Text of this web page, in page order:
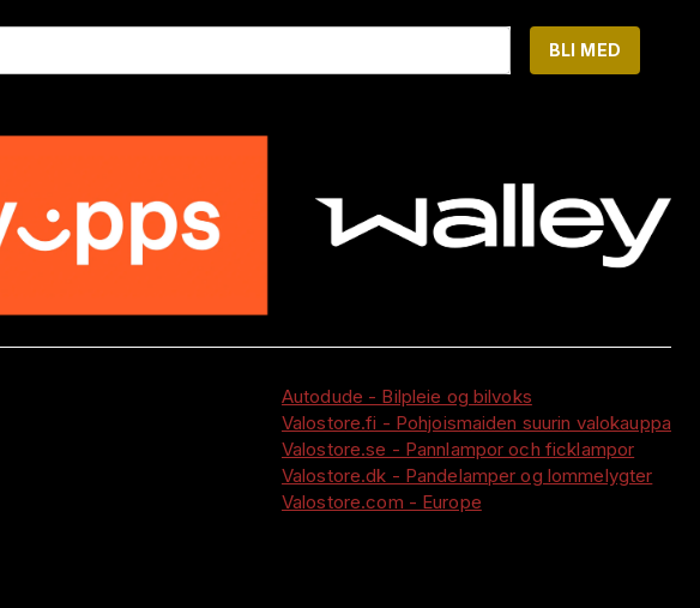
BLI MED
Autodude - Bilpleie og bilvoks
Valostore.fi - Pohjoismaiden suurin valokauppa
Valostore.se - Pannlampor och ficklampor
Valostore.dk - Pandelamper og lommelygter
Valostore.com - Europe